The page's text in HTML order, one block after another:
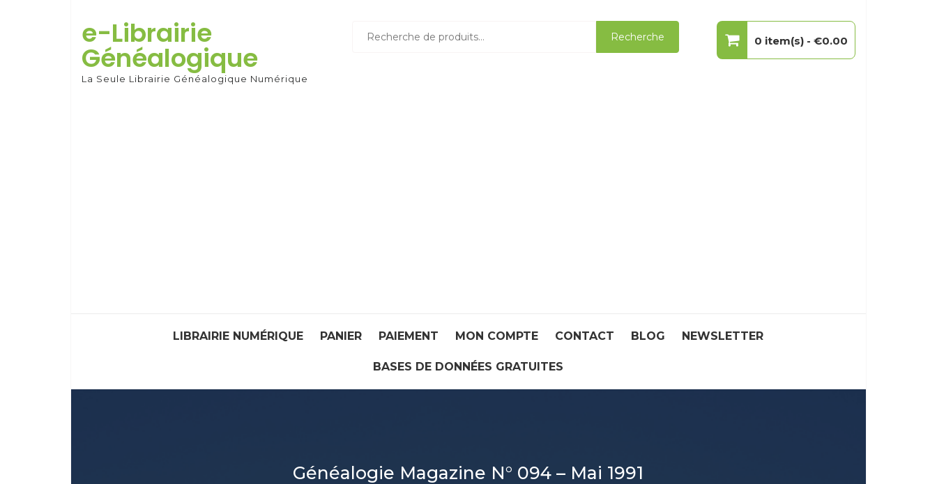
content
e-Librairie
Généalogique
La Seule Librairie Généalogique Numérique
pour :
Recherche 0 item(s) -€0.00
LIBRAIRIE NUMÉRIQUE PANIER PAIEMENT MON COMPTE CONTACT BLOG NEWSLETTER
BASES DE DONNÉES GRATUITES
Généalogie Magazine N° 094 – Mai 1991